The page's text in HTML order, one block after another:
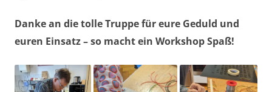
Danke an die tolle Truppe für eure Geduld und
euren Einsatz – so macht ein Workshop Spaß!